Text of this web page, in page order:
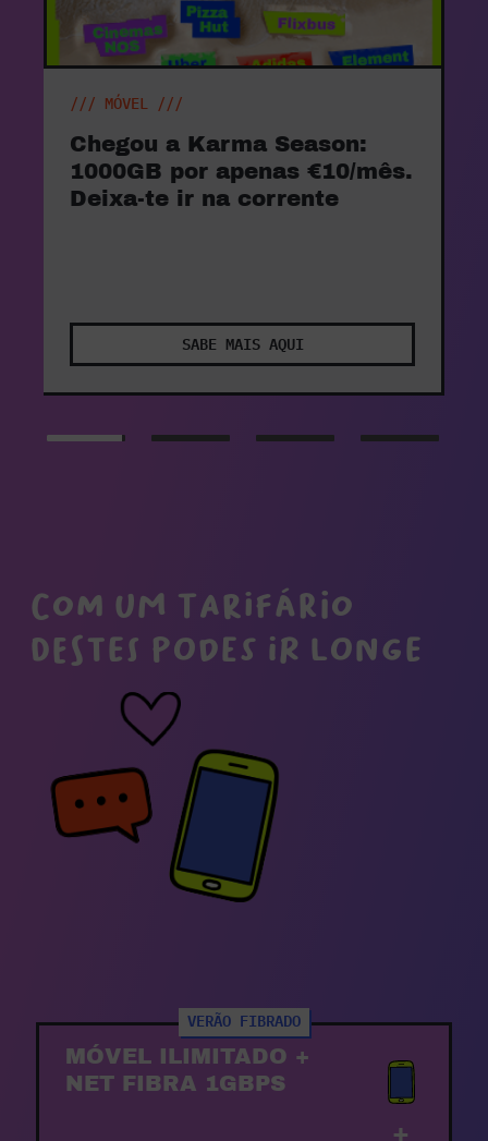
/// WTF X BANGER DO MÊS AGOSTO ///
O Banger do mês entrou na
vibe. Com 15% de desconto
na Ericeira Surf & Skate.
SABE MAIS AQUI
Com um tarifário
destes podes ir longe
VERÃO FIBRADO
MÓVEL ILIMITADO +
NET FIBRA 1GBPS
+